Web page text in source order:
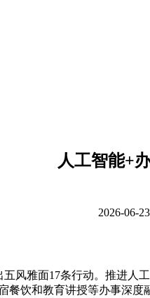
人工智能+
2026-06-
雅面17条行动。推进人
饮和教育讲授等办事深